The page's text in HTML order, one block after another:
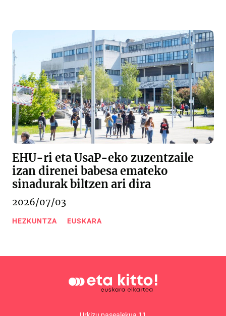
EHU-ri eta UsaP-eko zuzentzaile
izan direnei babesa emateko
sinadurak biltzen ari dira
2026/07/03
HEZKUNTZA EUSKARA